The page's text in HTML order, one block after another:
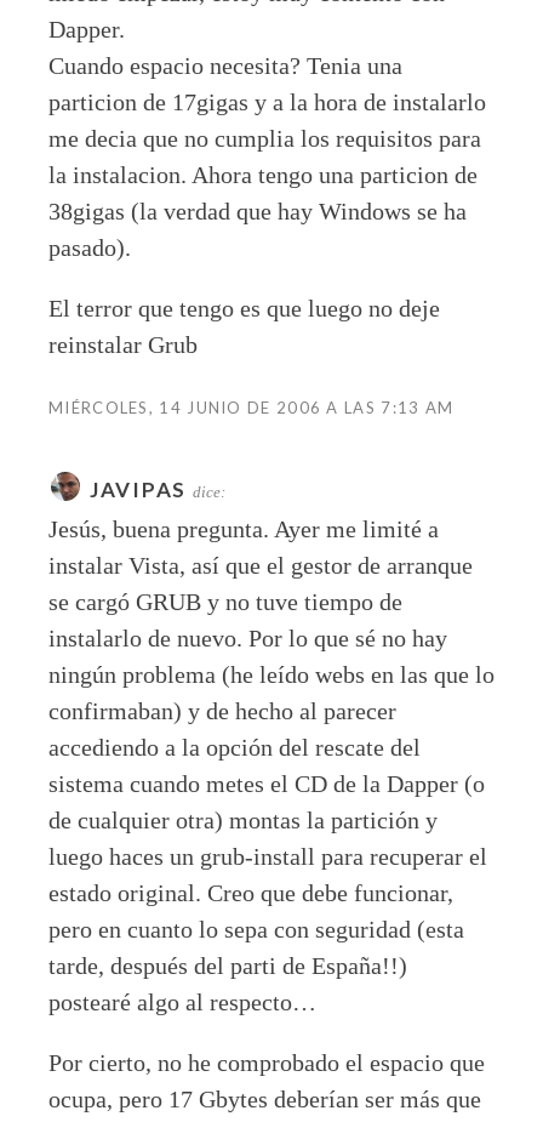
Dapper.
Cuando espacio necesita? Tenia una
particion de 17gigas y a la hora de instalarlo
me decia que no cumplia los requisitos para
la instalacion. Ahora tengo una particion de
38gigas (la verdad que hay Windows se ha
pasado).
El terror que tengo es que luego no deje
reinstalar Grub
MIÉRCOLES, 14 JUNIO DE 2006 A LAS 7:13 AM
JAVIPAS dice:
Jesús, buena pregunta. Ayer me limité a
instalar Vista, así que el gestor de arranque
se cargó GRUB y no tuve tiempo de
instalarlo de nuevo. Por lo que sé no hay
ningún problema (he leído webs en las que lo
confirmaban) y de hecho al parecer
accediendo a la opción del rescate del
sistema cuando metes el CD de la Dapper (o
de cualquier otra) montas la partición y
luego haces un grub-install para recuperar el
estado original. Creo que debe funcionar,
pero en cuanto lo sepa con seguridad (esta
tarde, después del parti de España!!)
postearé algo al respecto…
Por cierto, no he comprobado el espacio que
ocupa, pero 17 Gbytes deberían ser más que